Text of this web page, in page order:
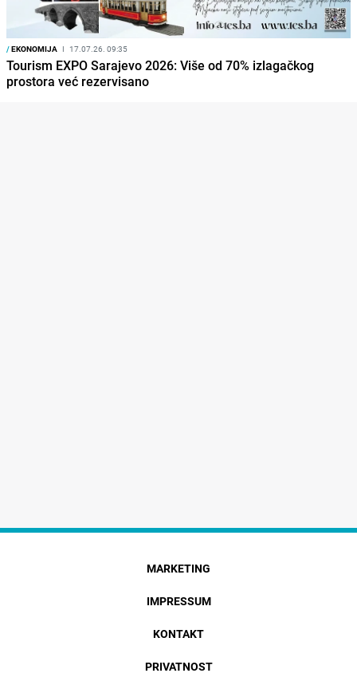
/EKONOMIJA I 17.07.26. 09:35
Tourism EXPO Sarajevo 2026: Više od 70% izlagačkog
prostora već rezervisano
MARKETING
IMPRESSUM
KONTAKT
PRIVATNOST